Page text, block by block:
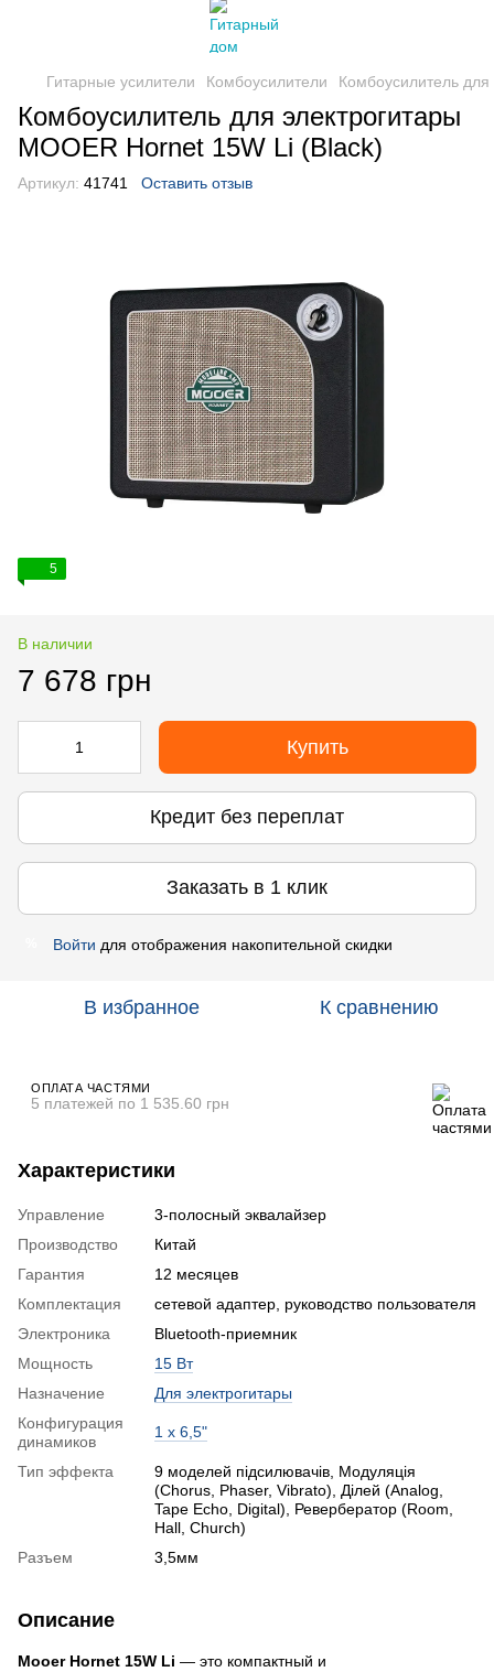
Гитарные усилители Комбоусилители Комбоусилитель
Комбоусилитель для электрогитары
MOOER Hornet 15W Li (Black)
Артикул: 41741 Оставить отзыв
5
В наличии
7 678 грн
Купить
Кредит без переплат
Заказать в 1 клик
Войти для отображения накопительной скидки
В избранное К сравнению
ОПЛАТА ЧАСТЯМИ
5 платежей по 1 535.60 грн
Характеристики
Управление
3-полосный эквалайзер
Производство
Китай
Гарантия
12 месяцев
Комплектация
сетевой адаптер, руководство пользователя
Электроника
Bluetooth-приемник
Мощность
15 Вт
Назначение
Для электрогитары
Конфигурация
динамиков
1 x 6,5"
Тип эффекта
9 моделей підсилювачів, Модуляція
(Chorus, Phaser, Vibrato), Ділей (Analog,
Tape Echo, Digital), Ревербератор (Room,
Hall, Church)
Разъем
3,5мм
Описание
Mooer Hornet 15W Li — это компактный и